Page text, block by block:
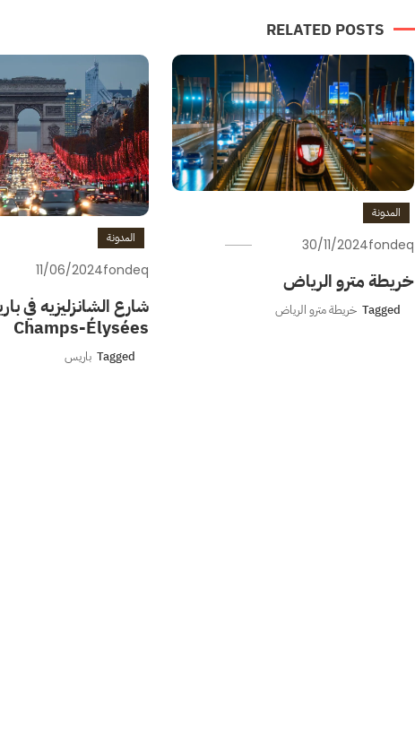
RELATED POSTS
المدونة
30/11/2024fondeq
خريطة مترو الرياض
Tagged خريطة مترو الرياض
المدونة
11/06/2024fondeq
شارع الشانزليزيه في
Champs-Élysées
Tagged باريس